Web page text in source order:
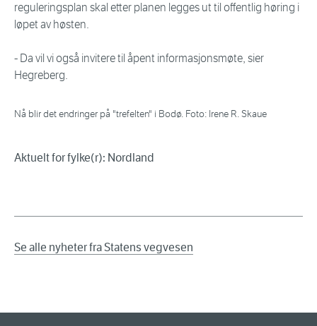
reguleringsplan skal etter planen legges ut til offentlig høring i
løpet av høsten.
- Da vil vi også invitere til åpent informasjonsmøte, sier
Hegreberg.
Nå blir det endringer på "trefelten" i Bodø. Foto: Irene R. Skaue
Aktuelt for fylke(r): Nordland
Se alle nyheter fra Statens vegvesen